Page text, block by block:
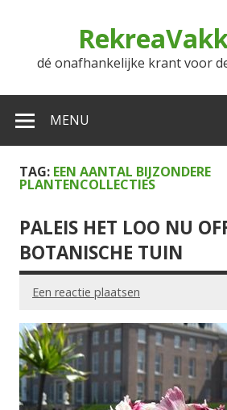
dé onafhankelijke krant voor
MENU
TAG: EEN AANTAL BIJZONDERE
PLANTENCOLLECTIES
PALEIS HET LOO NU
BOTANISCHE TUIN
Een reactie plaatsen